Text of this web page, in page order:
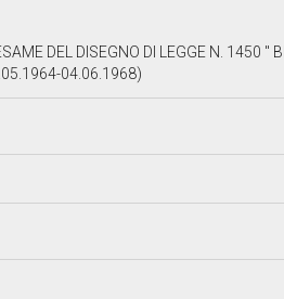
DEL DISEGNO DI LEGGE N. 1450 "
04.06.1968)